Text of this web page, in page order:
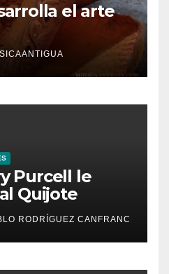
el arte
Purcell le
Quijote
RODRÍGUEZ CANFRANC